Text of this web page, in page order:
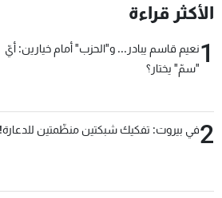
الأكثر قراءة
1نعيم قاسم يبادر... و"الحزب" أمام خيارين: أيّ
"سمّ" يختار؟
2في بيروت: تفكيك شبكتين منظّمتين للدعارة!